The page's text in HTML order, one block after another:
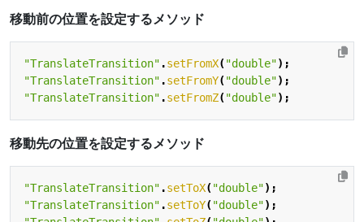
移動前の位置を設定するメソッド
"TranslateTransition" .setFromX("double");
"TranslateTransition" .setFromY("double");
"TranslateTransition" .setFromZ("double");
移動先の位置を設定するメソッド
"TranslateTransition" .setToX("double");
"TranslateTransition" .setToY("double");